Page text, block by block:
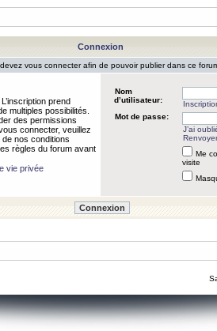
Connexion
vous connecter afin de pouvoir publier dans ce
prend
multiples possibilités.
des permissions
connecter, veuillez
nos conditions
règles du forum avant
vie privée
Nom
d’utilisateur:
Mot de passe:
J’ai
Me
visite